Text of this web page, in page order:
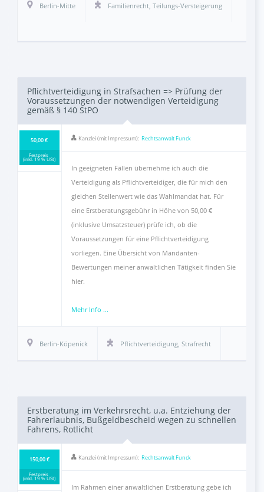
Berlin-Mitte Familienrecht, Teilungs-Versteigerung
Pflichtverteidigung in Strafsachen => Prüfung der
Voraussetzungen der notwendigen Verteidigung
gemäß § 140 StPO
50,00 €
Festpreis
(inkl. 19 % USt)
Kanzlei (mit Impressum): Rechtsanwalt Funck
In geeigneten Fällen übernehme ich auch die
Verteidigung als Pflichtverteidiger, die für mich den
gleichen Stellenwert wie das Wahlmandat hat. Für
eine Erstberatungsgebühr in Höhe von 50,00 €
(inklusive Umsatzsteuer) prüfe ich, ob die
Voraussetzungen für eine Pflichtverteidigung
vorliegen. Eine Übersicht von Mandanten-
Bewertungen meiner anwaltlichen Tätigkeit finden Sie
hier.
Mehr Info ...
Berlin-Köpenick Pflichtverteidigung, Strafrecht
Erstberatung im Verkehrsrecht, u.a. Entziehung der
Fahrerlaubnis, Bußgeldbescheid wegen zu schnellen
Fahrens, Rotlicht
150,00 €
Festpreis
(inkl. 19 % USt)
Kanzlei (mit Impressum): Rechtsanwalt Funck
Im Rahmen einer anwaltlichen Erstberatung gebe ich